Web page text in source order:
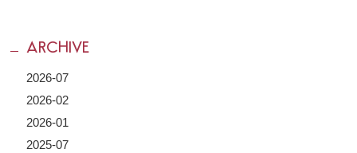
ARCHIVE
2026-07
2026-02
2026-01
2025-07